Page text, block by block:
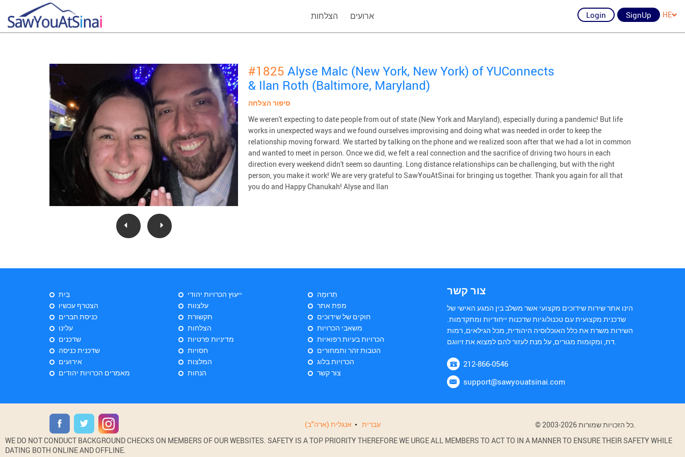
הצלחות ארועים Login SignUp HE
#1825 Alyse Malc (New York, New York) of YUConnects
& Ilan Roth (Baltimore, Maryland)
סיפור הצלחה
We weren't expecting to date people from out of state (New York and Maryland), especially during a pandemic! But life
works in unexpected ways and we found ourselves improvising and doing what was needed in order to keep the
relationship moving forward. We started by talking on the phone and we realized soon after that we had a lot in common
and wanted to meet in person. Once we did, we felt a real connection and the sacrifice of driving two hours in each
direction every weekend didn't seem so daunting. Long distance relationships can be challenging, but with the right
person, you make it work! We are very grateful to SawYouAtSinai for bringing us together. Thank you again for all that
you do and Happy Chanukah! Alyse and Ilan
בַּיִת
הצטרף עכשיו
כניסת חברים
עלינו
שדכנים
שדכנית כניסה
אירועים
מאמרים הכרויות יהודים
ייעוץ הכרויות יהודי
עלצוות
תקשורת
הצלחות
מדיניות פרטיות
חסויות
המלצות
הנחות
תְרוּמָה
מפת אתר
חוקים של שידוכים
משאבי הכרויות
הכרויות בעיות רפואיות
הטבות זהר ותמחורים
הכרויות בלוג
צור קשר
צור קשר
הינו אתר שירות שידוכים מקצועי אשר משלב בין המגע האישי של
שדכנית מקצועית עם טכנולוגיות שדכנות ייחודיות ומתקדמות.
השירות משרת את כלל האוכלוסיה היהודית, מכל הגילאים, רמות
212-866-0546
support@sawyouatsinai.com
אנגלית (ארה"ב) עִברִית
WE DO NOT CONDUCT BACKGROUND CHECKS ON MEMBERS OF OUR WEBSITES. SAFETY IS A TOP PRIORITY THEREFORE WE URGE ALL MEMBERS TO ACT TO IN A MANNER TO ENSURE THEIR SAFETY WHILE
DATING BOTH ONLINE AND OFFLINE.